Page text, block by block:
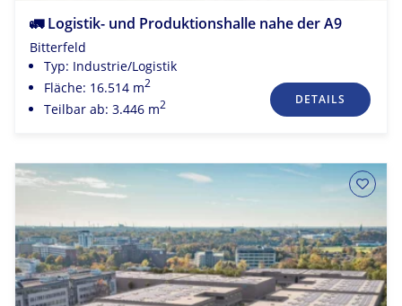
🚛 Logistik- und Produktionshalle nahe der A9
Bitterfeld
Typ: Industrie/Logistik
Fläche: 16.514 m2
Teilbar ab: 3.446 m2 DETAILS